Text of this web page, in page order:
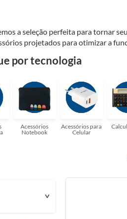
a seleção perfeita para tornar
projetados para otimizar a
surpreender com as
por tecnologia
Acessórios
Notebook
Acessórios para
Celular